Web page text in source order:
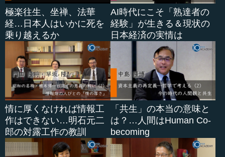
極楽往生、坐禅、法華
経…日本人はいかに死を
乗り越えるか
AI時代にこそ「熟達者の
経験」が生きる＆現状の
日本経済の実情は
情に厚くなければ情報工
作はできない…明石元二
郎の対露工作の教訓
「共生」の本当の意味と
は？…人間はHuman Co-
becoming